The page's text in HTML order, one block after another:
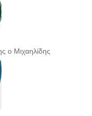
ο Μιχαηλίδης